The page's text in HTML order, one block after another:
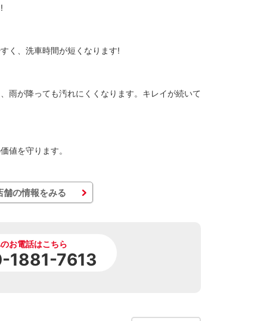
く、洗車時間が短くなります!
雨が降っても汚れにくくなります。キレイが続いて
値を守ります。
舗の情報をみる
お電話はこちら
1881-7613